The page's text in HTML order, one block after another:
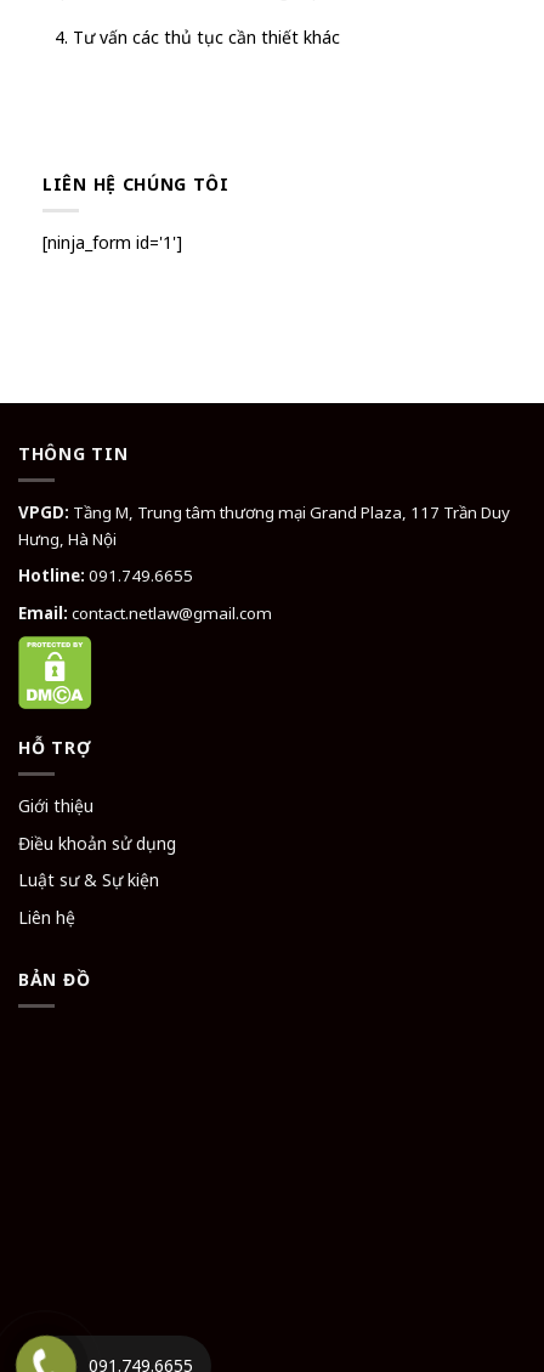
4. Tư vấn các thủ tục cần thiết khác
LIÊN HỆ CHÚNG TÔI
[ninja_form id='1']
THÔNG TIN
VPGD: Tầng M, Trung tâm thương mại Grand Plaza, 117 Trần Duy
Hưng, Hà Nội
Hotline: 091.749.6655
Email: contact.netlaw@gmail.com
HỖ TRỢ
Giới thiệu
Điều khoản sử dụng
Luật sư & Sự kiện
Liên hệ
BẢN ĐỒ
091.749.6655